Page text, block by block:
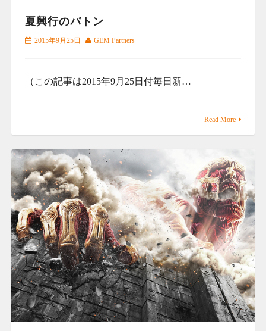
夏興行のバトン
2015年9月25日 GEM Partners
（この記事は2015年9月25日付毎日新…
Read More